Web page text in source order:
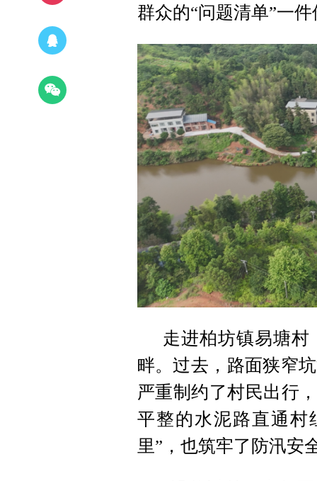
群众的“问题清单”一
走进柏坊镇易塘
畔。过去，路面狭窄
严重制约了村民出行
平整的水泥路直通村
里”，也筑牢了防汛安